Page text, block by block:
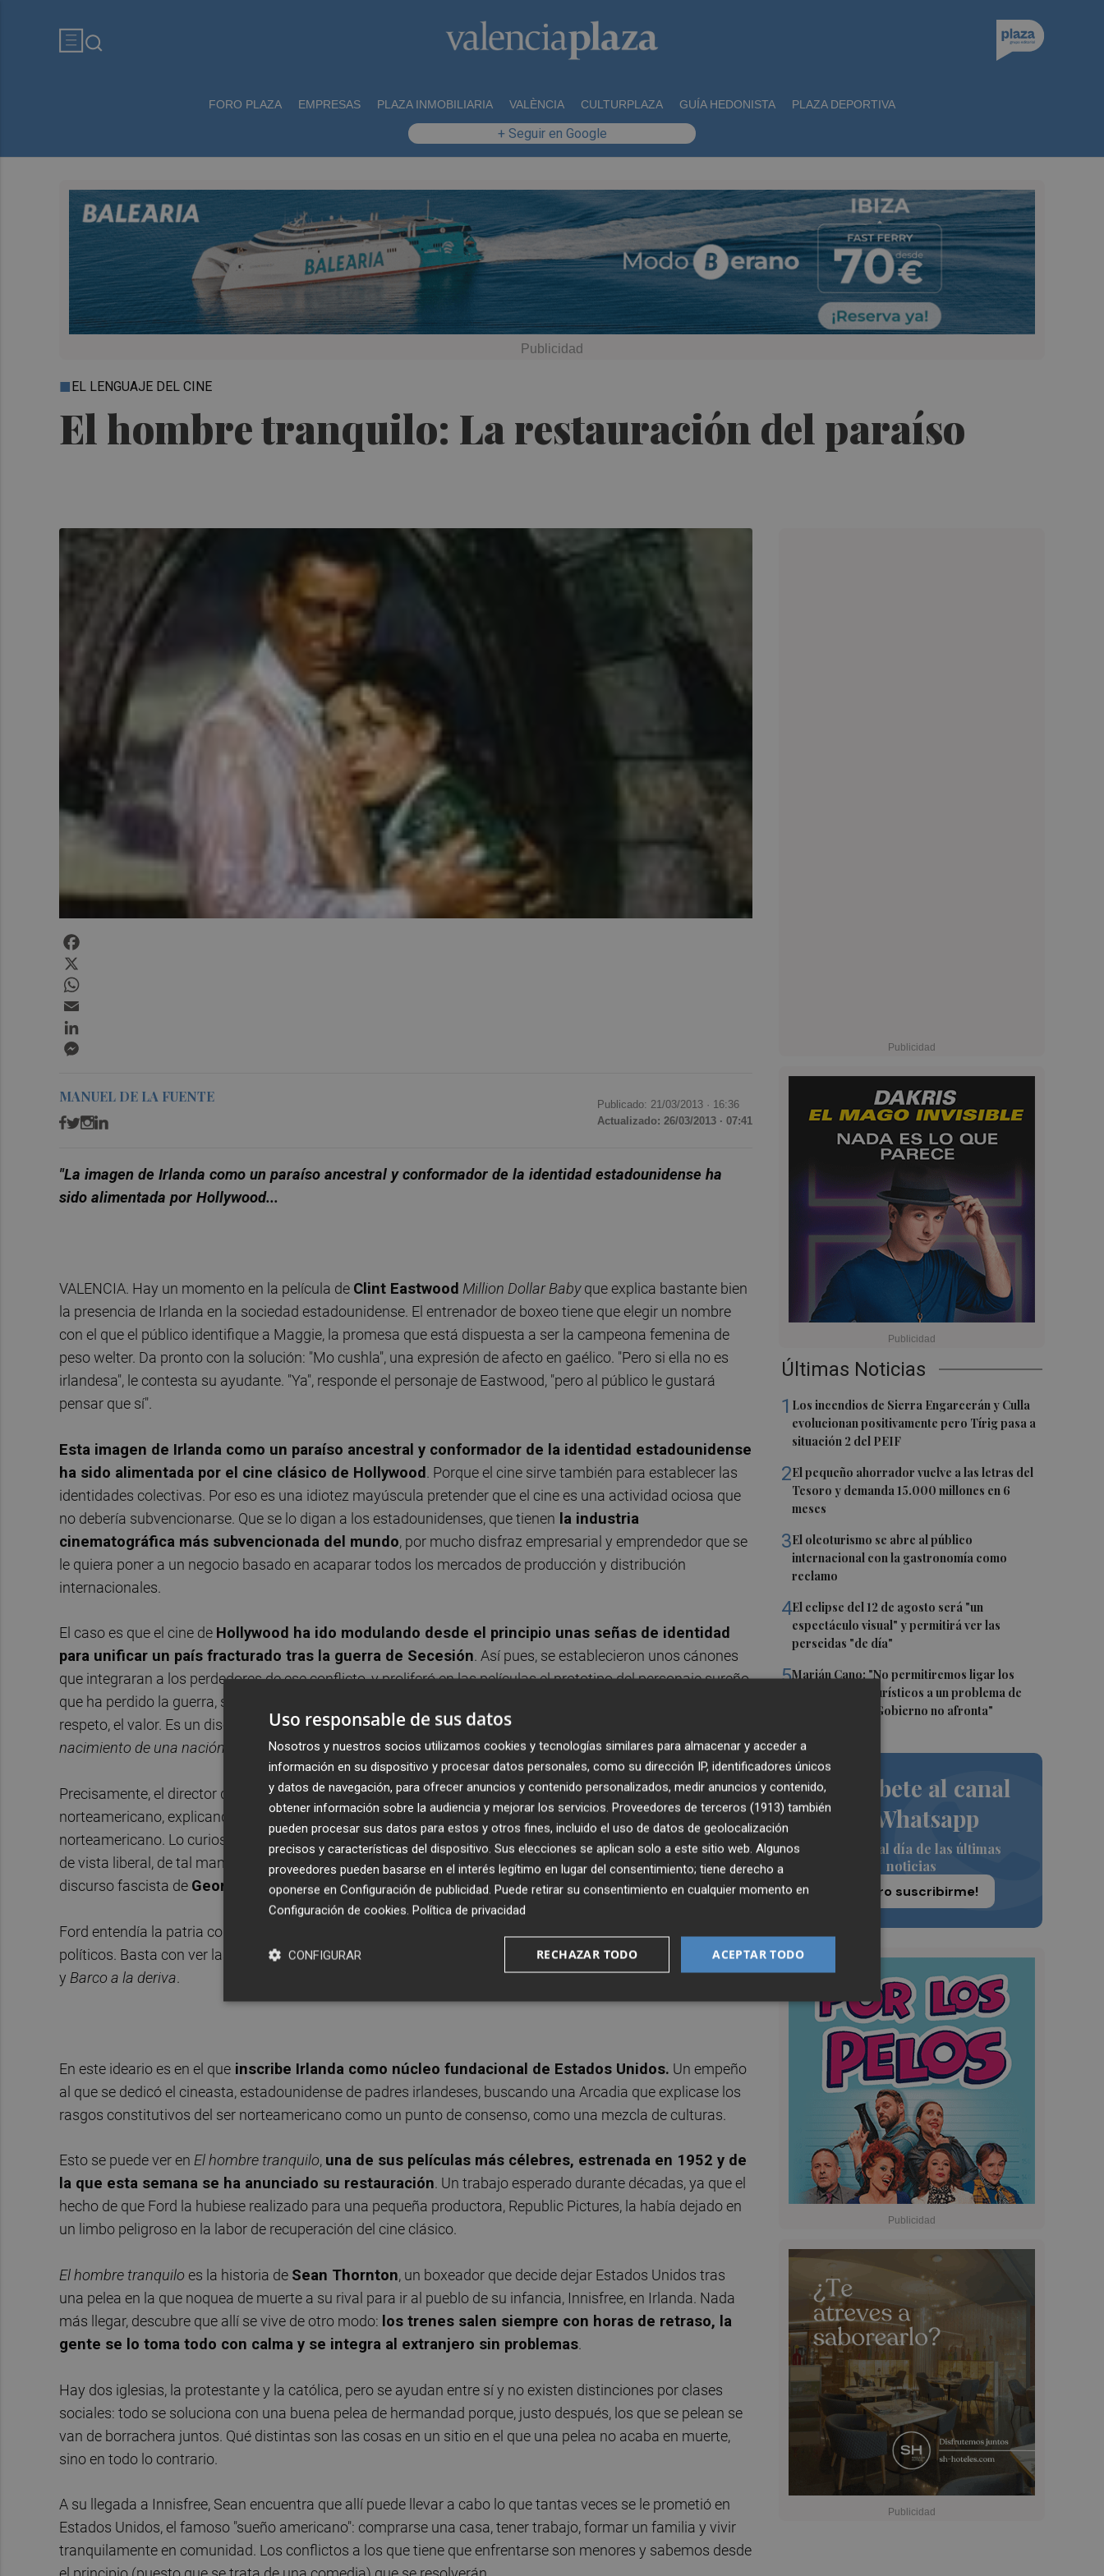
FORO PLAZA EMPRESAS PLAZA INMOBILIARIA VALÈNCIA CULTURPLAZA GUÍA HEDONISTA PLAZA DEPORTIVA
+ Seguir en Google
El hombre tranquilo: La restauración del paraíso
EL LENGUAJE DEL CINE
Últimas Noticias
1 Los incendios de Sierra Engarcerán y Culla
evolucionan positivamente pero Tírig pasa a
situación 2 del PEIF
2El pequeño ahorrador vuelve a las letras del
Tesoro y demanda 15.000 millones en 6
meses
3El oleoturismo se abre al público
internacional con la gastronomía como
reclamo
4El eclipse del 12 de agosto será "un
espectáculo visual" y permitirá ver las
perseidas "de día"
5Marián Cano: "No permitiremos ligar los
apartamentos turísticos a un problema de
vivienda que el Gobierno no afronta"
Suscríbete al canal
de Whatsapp
Siempre al día de las últimas
noticias
¡Quiero suscribirme!
MANUEL DE LA FUENTE Publicado: 21/03/2013 · 16:36
Actualizado: 26/03/2013 · 07:41
"La imagen de Irlanda como un paraíso ancestral y conformador de la identidad estadounidense ha
sido alimentada por Hollywood...
VALENCIA. Hay un momento en la película de Clint Eastwood Million Dollar Babyque explica bastante bien
la presencia de Irlanda en la sociedad estadounidense. El entrenador de boxeo tiene que elegir un nombre
con el que el público identifique a Maggie, la promesa que está dispuesta a ser la campeona femenina de
peso welter. Da pronto con la solución: "Mo cushla", una expresión de afecto en gaélico. "Pero si ella no es
irlandesa", le contesta su ayudante. "Ya", responde el personaje de Eastwood, "pero al público le gustará
pensar que sí".
Esta imagen de Irlanda como un paraíso ancestral y conformador de la identidad estadounidense
ha sido alimentada por el cine clásico de Hollywood. Porque el cine sirve también para establecer las
identidades colectivas. Por eso es una idiotez mayúscula pretender que el cine es una actividad ociosa que
no debería subvencionarse. Que se lo digan a los estadounidenses, que tienen la industria
cinematográfica más subvencionada del mundo, por mucho disfraz empresarial y emprendedor que se
le quiera poner a un negocio basado en acaparar todos los mercados de producción y distribución
internacionales.
El caso es que el cine de Hollywood ha ido modulando desde el principio unas señas de identidad
para unificar un país fracturado tras la guerra de Secesión. Así pues, se establecieron unos cánones
que integraran a los perdedores de ese conflicto, y proliferó en las películas el prototipo del personaje sureño
que ha perdido la guerra, sí, pero que atesora los auténticos valores del ser estadounidense: el honor, el
respeto, el valor. Es un discurso sobre el que se han construido películas tan fundamentales como
nacimiento de una nación
El maquinista de La Generalo Centauros del desierto.
Precisamente, el director de esta última,John Ford, fue el gran forjador de mitologías del cine
norteamericano, explicando la historia de la Conquista del Oeste o la ascendencia irlandesa del ser
norteamericano. Lo curioso, a vistas de los ojos actuales, es que esta construcción se hacía desde un punto
de vista liberal, de tal manera que no estamos hablando de patrioterismo sino de patriotismo. Vamos, no el
discurso fascista de George Bushy compañía, sino el de la integración.
Ford entendía la patria como un espacio de tolerancia, de azote a todos los fundamentalismos religiosos y
políticos. Basta con ver las tres películas que hizo en los años 30 con
Will Rogers:Doctor Bull
El juez Priest
y Barco a la deriva.
En este ideario es en el que inscribe Irlanda como núcleo fundacional de Estados Unidos. Un empeño
al que se dedicó el cineasta, estadounidense de padres irlandeses, buscando una Arcadia que explicase los
rasgos constitutivos del ser norteamericano como un punto de consenso, como una mezcla de culturas.
Esto se puede ver en El hombre tranquilo, una de sus películas más célebres, estrenada en 1952 y de
la que esta semana se ha anunciado su restauración. Un trabajo esperado durante décadas, ya que el
hecho de que Ford la hubiese realizado para una pequeña productora, Republic Pictures, la había dejado en
un limbo peligroso en la labor de recuperación del cine clásico.
El hombre tranquilo es la historia de Sean Thornton, un boxeador que decide dejar Estados Unidos tras
una pelea en la que noquea de muerte a su rival para ir al pueblo de su infancia, Innisfree, en Irlanda. Nada
más llegar, descubre que allí se vive de otro modo: los trenes salen siempre con horas de retraso, la
gente se lo toma todo con calma y se integra al extranjero sin problemas.
Hay dos iglesias, la protestante y la católica, pero se ayudan entre sí y no existen distinciones por clases
sociales: todo se soluciona con una buena pelea de hermandad porque, justo después, los que se pelean se
van de borrachera juntos. Qué distintas son las cosas en un sitio en el que una pelea no acaba en muerte,
sino en todo lo contrario.
A su llegada a Innisfree, Sean encuentra que allí puede llevar a cabo lo que tantas veces se le prometió en
Estados Unidos, el famoso "sueño americano": comprarse una casa, tener trabajo, formar un familia y vivir
tranquilamente en comunidad. Los conflictos a los que tiene que enfrentarse son menores y sabemos desde
Uso responsable de sus datos
Nosotros y nuestros socios utilizamos cookies y tecnologías similares para almacenar y acceder a
información en su dispositivo y procesar datos personales, como su dirección IP, identificadores únicos
y datos de navegación, para ofrecer anuncios y contenido personalizados, medir anuncios y contenido,
obtener información sobre la audiencia y mejorar los servicios. Proveedores de terceros (1913) también
pueden procesar sus datos para estos y otros fines, incluido el uso de datos de geolocalización
precisos y características del dispositivo. Sus elecciones se aplican solo a este sitio web. Algunos
proveedores pueden basarse en el interés legítimo en lugar del consentimiento; tiene derecho a
oponerse en Configuración de publicidad. Puede retirar su consentimiento en cualquier momento en
Configuración de cookies. Política de privacidad
ACEPTAR TODO
RECHAZAR TODO
CONFIGURAR